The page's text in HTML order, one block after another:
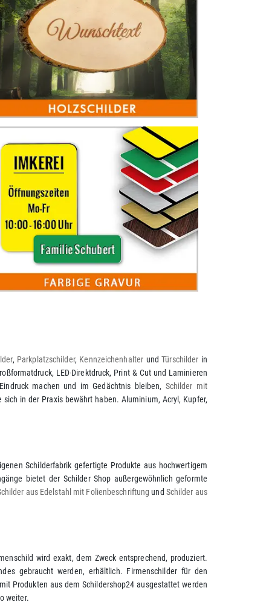
, Parkplatzschilder, Kennzeichenhalter undTürschilder in
LED-Direktdruck, Print & Cut und Laminieren
machen und im Gedächtnis bleiben, Schilder mit
in der Praxis bewährt haben. Aluminium, Acryl, Kupfer,
Schilderfabrik gefertigte Produkte aus hochwertigem
bietet der Schilder Shop außergewöhnlich geformte
aus Edelstahl mit Folienbeschriftung und Schilder aus
wird exakt, dem Zweck entsprechend, produziert.
gebraucht werden, erhältlich. Firmenschilder für den
Produkten aus dem Schildershop24 ausgestattet werden
weiter.